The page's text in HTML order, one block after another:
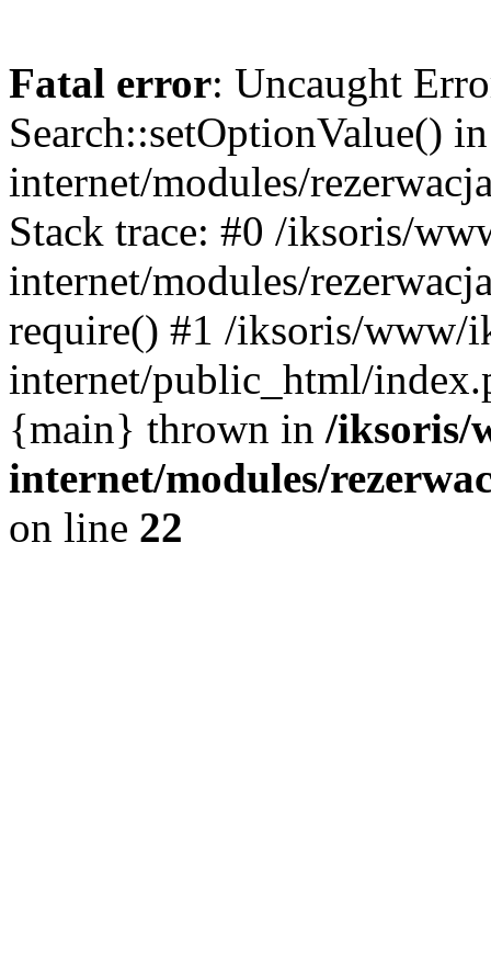
Fatal error: Uncaught
Search::setOptionValue()
internet/modules/
Stack trace: #0 /iksoris/
internet/modules/
require() #1 /iksoris/www/
internet/public_html/
{main} thrown in /iksoris/
internet/modules/
on line 22